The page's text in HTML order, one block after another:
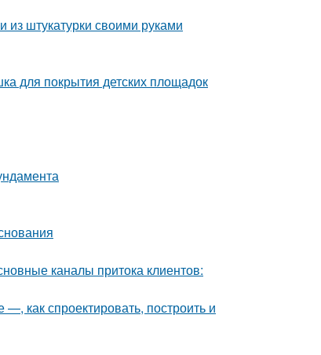
из штукатурки своими руками
для покрытия детских площадок
каналы притока клиентов:
как спроектировать, построить и